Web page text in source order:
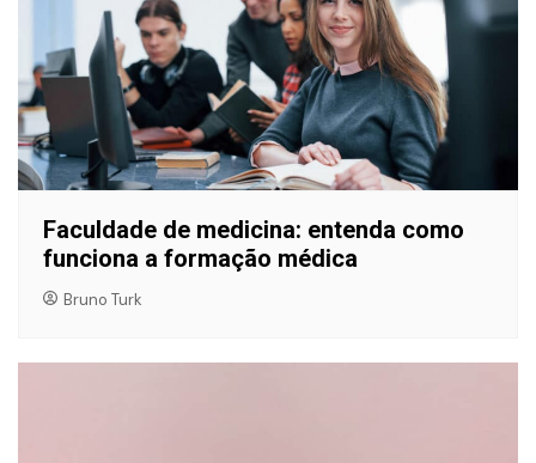
Faculdade de medicina: entenda como
funciona a formação médica
Bruno Turk